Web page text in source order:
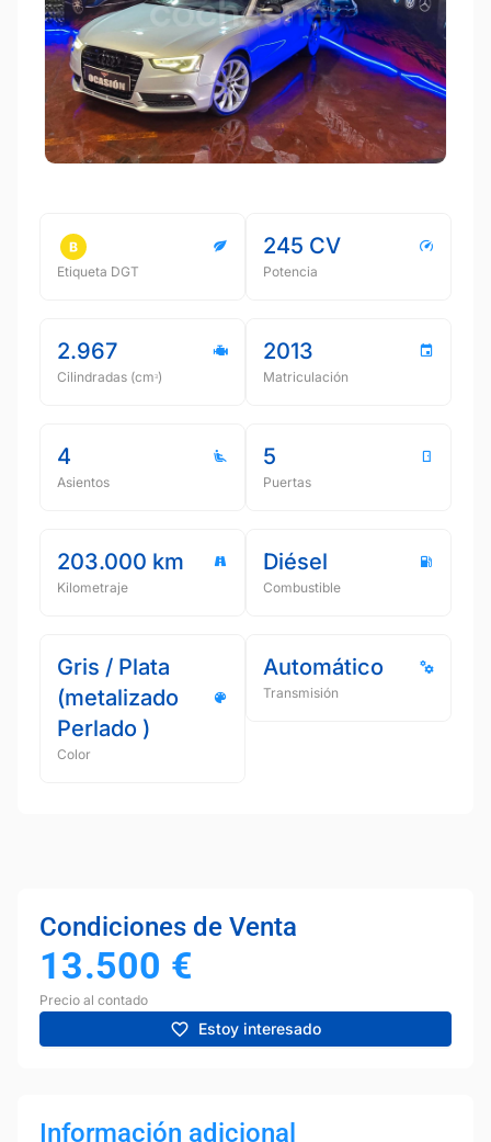
Etiqueta DGT
245 CV
Potencia
2.967
Cilindradas (cmᵌ)
2013
Matriculación
4
Asientos
5
Puertas
203.000 km
Kilometraje
Diésel
Combustible
Gris / Plata
(metalizado
Perlado )
Color
Automático
Transmisión
Condiciones de Venta
13.500 €
Precio al contado
Estoy interesado
Información adicional